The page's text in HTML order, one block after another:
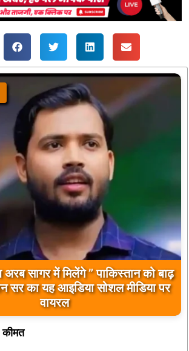
अरब सागर में मिलेंगे ” पाकिस्तान को बाढ़
सर का यह आइडिया सोशल मीडिया पर
वायरल
सिंधु नदी और भारत को लेकर दिए गए
के केंद्रीय मंत्रियों की कड़ी प्रतिक्रिया
कीमत